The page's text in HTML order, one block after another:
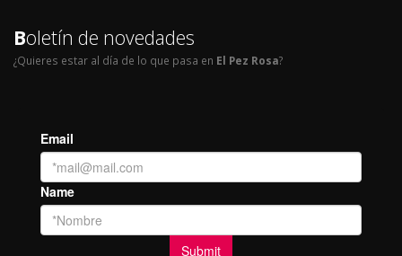
Boletín de novedades
¿Quieres estar al día de lo que pasa en El Pez Rosa?